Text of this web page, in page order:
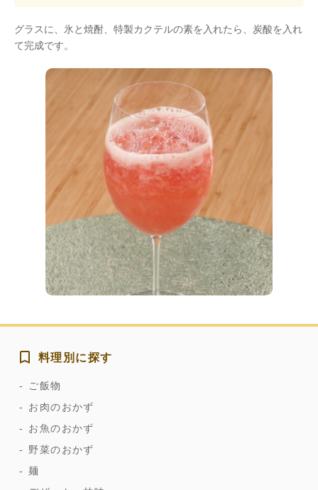
グラスに、氷と焼酎、特製カクテルの素を入れたら、炭酸を入れ
て完成です。
料理別に探す
ご飯物
お肉のおかず
お魚のおかず
野菜のおかず
麺